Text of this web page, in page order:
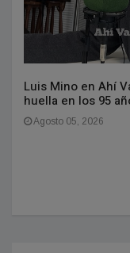
Luis Mino en Ahí
huella en los 95
Agosto 05, 2026